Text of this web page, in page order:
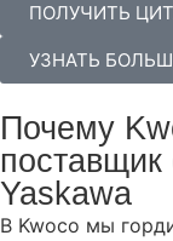
ПОЛУЧИТЬ
УЗНАТЬ
Почему
поставщик
Yaskawa
В Kwoco мы